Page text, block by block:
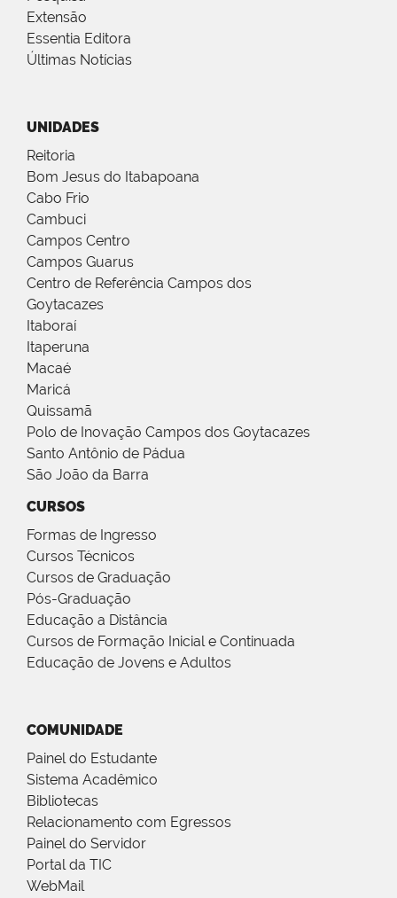
Extensão
Essentia Editora
Últimas Notícias
UNIDADES
Reitoria
Bom Jesus do Itabapoana
Cabo Frio
Cambuci
Campos Centro
Campos Guarus
Centro de Referência Campos dos
Goytacazes
Itaboraí
Itaperuna
Macaé
Maricá
Quissamã
Polo de Inovação Campos dos Goytacazes
Santo Antônio de Pádua
São João da Barra
CURSOS
Formas de Ingresso
Cursos Técnicos
Cursos de Graduação
Pós-Graduação
Educação a Distância
Cursos de Formação Inicial e Continuada
Educação de Jovens e Adultos
COMUNIDADE
Painel do Estudante
Sistema Acadêmico
Bibliotecas
Relacionamento com Egressos
Painel do Servidor
Portal da TIC
WebMail